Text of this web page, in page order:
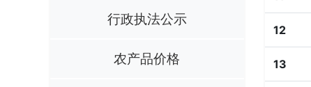
行政执法公示
农产品价格
12
13